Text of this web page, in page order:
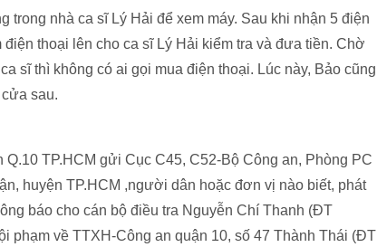
trong nhà ca sĩ Lý Hải để xem máy. Sau khi nhận 5 điện
thoại lên cho ca sĩ Lý Hải kiểm tra và đưa tiền. Chờ
sĩ thì không có ai gọi mua điện thoại. Lúc này, Bảo cũng
sau.
TP.HCM gửi Cục C45, C52-Bộ Công an, Phòng PC
huyện TP.HCM ,người dân hoặc đơn vị nào biết, phát
báo cho cán bộ điều tra Nguyễn Chí Thanh (ĐT
phạm về TTXH-Công an quận 10, số 47 Thành Thái (ĐT